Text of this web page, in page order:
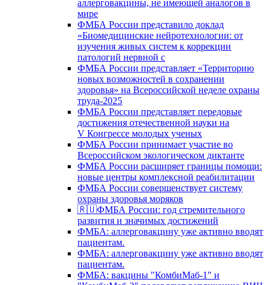
аллерговакцины, не имеющей аналогов в
мире
ФМБА России представило доклад
«Биомедицинские нейротехнологии: от
изучения живых систем к коррекции
патологий нервной с
ФМБА России представляет «Территорию
новых возможностей в сохранении
здоровья» на Всероссийской неделе охраны
труда-2025
ФМБА России представляет передовые
достижения отечественной науки на
V Конгрессе молодых ученых
ФМБА России принимает участие во
Всероссийском экологическом диктанте
ФМБА России расширяет границы помощи:
новые центры комплексной реабилитации
ФМБА России совершенствует систему
охраны здоровья моряков
🇷🇺ФМБА России: год стремительного
развития и значимых достижений
ФМБА: аллерговакцину уже активно вводят
пациентам.
ФМБА: аллерговакцину уже активно вводят
пациентам.
ФМБА: вакцины "КомбиМаб-1" и